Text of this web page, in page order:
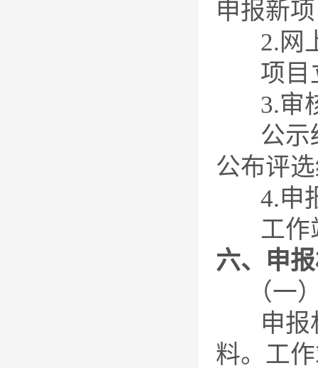
申报新
2.网
项目立
3.审
公示结
公布评
4.申
工作站
六、申
（一
申报材
料。工